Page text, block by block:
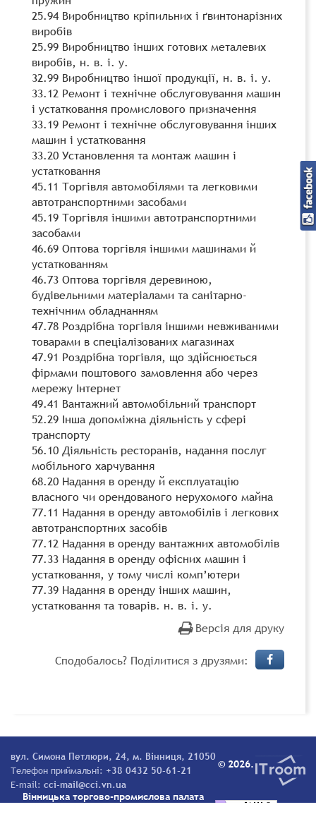
25.94 Виробництво кріпильних і ґвинтонарізних
виробів
25.99 Виробництво інших готових металевих
виробів, н. в. і. у.
32.99 Виробництво іншої продукції, н. в. і. у.
33.12 Ремонт і технічне обслуговування машин
і устатковання промислового призначення
33.19 Ремонт і технічне обслуговування інших
машин і устатковання
33.20 Установлення та монтаж машин і
устатковання
45.11 Торгівля автомобілями та легковими
автотранспортними засобами
45.19 Торгівля іншими автотранспортними
засобами
46.69 Оптова торгівля іншими машинами й
устаткованням
46.73 Оптова торгівля деревиною,
будівельними матеріалами та санітарно-
технічним обладнанням
47.78 Роздрібна торгівля іншими невживаними
товарами в спеціалізованих магазинах
47.91 Роздрібна торгівля, що здійснюється
фірмами поштового замовлення або через
мережу Інтернет
49.41 Вантажний автомобільний транспорт
52.29 Інша допоміжна діяльність у сфері
транспорту
56.10 Діяльність ресторанів, надання послуг
мобільного харчування
68.20 Надання в оренду й експлуатацію
власного чи орендованого нерухомого майна
77.11 Надання в оренду автомобілів і легкових
автотранспортних засобів
77.12 Надання в оренду вантажних автомобілів
77.33 Надання в оренду офісних машин і
устатковання, у тому числі комп’ютери
77.39 Надання в оренду інших машин,
устатковання та товарів. н. в. і. у.
Версія для друку
Сподобалось? Поділитися з друзями:
вул. Симона Петлюри, 24, м. Вінниця, 21050
Телефон приймальні: +38 0432 50-61-21
E-mail: cci-mail@cci.vn.ua
© 2026.
Вінницька торгово-промислова палата
Всі права захищені